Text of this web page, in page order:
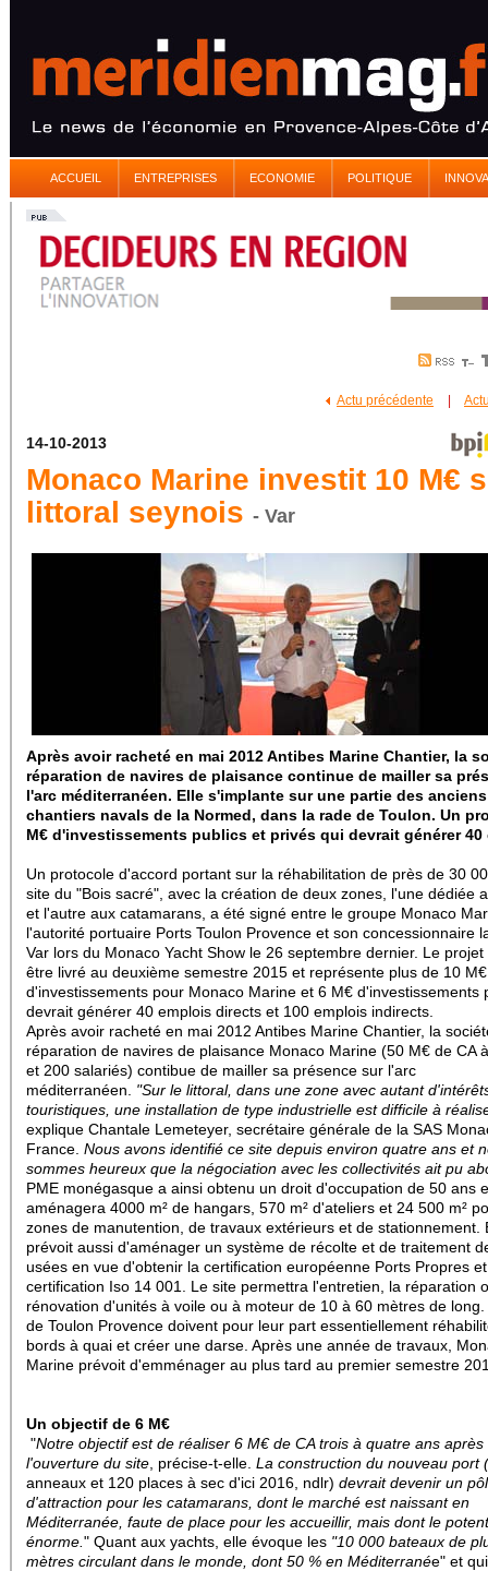
ACCUEIL ENTREPRISES ECONOMIE POLITIQUE
Actu précédente
14-10-2013
Monaco Marine investit 10 M€
littoral seynois - Var
Après avoir racheté en mai 2012 Antibes Marine Chantier, la
réparation de navires de plaisance continue de mailler sa
l'arc méditerranéen. Elle s'implante sur une partie des anciens
chantiers navals de la Normed, dans la rade de Toulon. Un
M€ d'investissements publics et privés qui devrait générer 40
Un protocole d'accord portant sur la réhabilitation de près de 30
site du "Bois sacré", avec la création de deux zones, l'une dédiée
et l'autre aux catamarans, a été signé entre le groupe Monaco
l'autorité portuaire Ports Toulon Provence et son concessionnaire
Var lors du Monaco Yacht Show le 26 septembre dernier. Le projet
être livré au deuxième semestre 2015 et représente plus de 10 M€
d'investissements pour Monaco Marine et 6 M€ d'investissements
devrait générer 40 emplois directs et 100 emplois indirects.
Après avoir racheté en mai 2012 Antibes Marine Chantier, la
réparation de navires de plaisance Monaco Marine (50 M€ de CA
et 200 salariés) contibue de mailler sa présence sur l'arc
méditerranéen. "Sur le littoral, dans une zone avec autant
touristiques, une installation de type industrielle est difficile à
explique Chantale Lemeteyer, secrétaire générale de la SAS
France. Nous avons identifié ce site depuis environ quatre ans et
sommes heureux que la négociation avec les collectivités ait pu
PME monégasque a ainsi obtenu un droit d'occupation de 50 ans
aménagera 4000 m² de hangars, 570 m² d'ateliers et 24 500 m²
zones de manutention, de travaux extérieurs et de stationnement.
prévoit aussi d'aménager un système de récolte et de traitement
usées en vue d'obtenir la certification européenne Ports Propres
certification Iso 14 001. Le site permettra l'entretien, la réparation
rénovation d'unités à voile ou à moteur de 10 à 60 mètres de
de Toulon Provence doivent pour leur part essentiellement
bords à quai et créer une darse. Après une année de travaux,
Marine prévoit d'emménager au plus tard au premier semestre
Un objectif de 6 M€
"Notre objectif est de réaliser 6 M€ de CA trois à quatre ans après
l'ouverture du site , précise-t-elle. La construction du nouveau port (
anneaux et 120 places à sec d'ici 2016, ndlr) devrait devenir un
d'attraction pour les catamarans, dont le marché est naissant en
Méditerranée, faute de place pour les accueillir, mais dont le
énorme. " Quant aux yachts, elle évoque les "10 000 bateaux de
mètres circulant dans le monde, dont 50 % en Méditerranée" et qui